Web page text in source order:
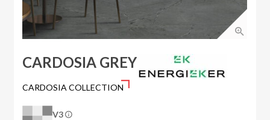
CARDOSIA GREY
CARDOSIA COLLECTION
V3